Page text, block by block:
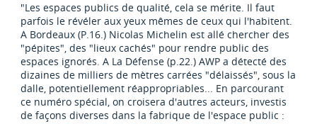
"Les espaces publics de qualité, cela se mérite. Il faut
parfois le révéler aux yeux mêmes de ceux qui l'habitent.
A Bordeaux (P.16.) Nicolas Michelin est allé chercher des
"pépites", des "lieux cachés" pour rendre public des
espaces ignorés. A La Défense (p.22.) AWP a détecté des
dizaines de milliers de mètres carrées "délaissés", sous la
dalle, potentiellement réappropriables... En parcourant
ce numéro spécial, on croisera d'autres acteurs, investis
de façons diverses dans la fabrique de l'espace public :